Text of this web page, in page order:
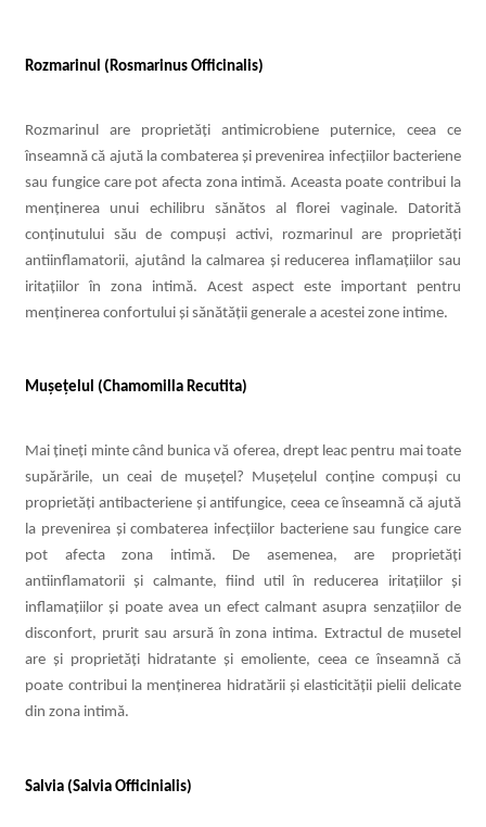
Rozmarinul (Rosmarinus Officinalis)
Rozmarinul are proprietăți antimicrobiene puternice, ceea ce
înseamnă că ajută la combaterea și prevenirea infecțiilor bacteriene
sau fungice care pot afecta zona intimă. Aceasta poate contribui la
menținerea unui echilibru sănătos al florei vaginale. Datorită
conținutului său de compuși activi, rozmarinul are proprietăți
antiinflamatorii, ajutând la calmarea și reducerea inflamațiilor sau
iritațiilor în zona intimă. Acest aspect este important pentru
menținerea confortului și sănătății generale a acestei zone intime.
Mușețelul (Chamomilla Recutita)
Mai țineți minte când bunica vă oferea, drept leac pentru mai toate
supărările, un ceai de mușețel? Mușețelul conține compuși cu
proprietăți antibacteriene și antifungice, ceea ce înseamnă că ajută
la prevenirea și combaterea infecțiilor bacteriene sau fungice care
pot afecta zona intimă. De asemenea, are proprietăți
antiinflamatorii și calmante, fiind util în reducerea iritațiilor și
inflamațiilor și poate avea un efect calmant asupra senzațiilor de
disconfort, prurit sau arsură în zona intima. Extractul de musetel
are și proprietăți hidratante și emoliente, ceea ce înseamnă că
poate contribui la menținerea hidratării și elasticității pielii delicate
din zona intimă.
Salvia (Salvia Officinialis)